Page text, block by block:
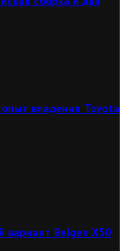
владения Toyota
Belgee X50